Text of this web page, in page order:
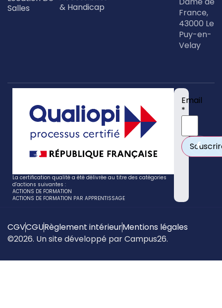
Salles
& Handicap
France,
43000 Le
Puy-en-
Velay
La certification qualité a été délivrée au titre des catégories
d’actions suivantes :
ACTIONS DE FORMATION
ACTIONS DE FORMATION PAR APPRENTISSAGE
Email
*
CGVCGURèglement intérieurMentions légales
©2026. Un site développé par Campus26.